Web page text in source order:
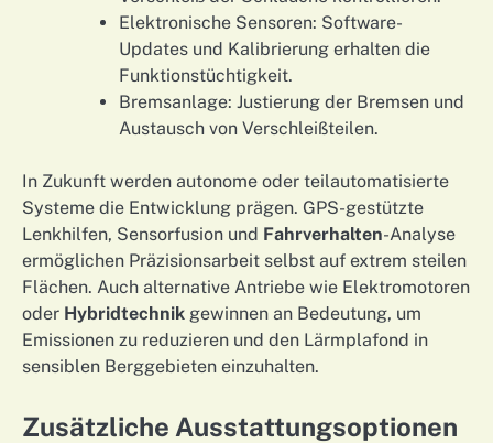
Elektronische Sensoren: Software-
Updates und Kalibrierung erhalten die
Funktionstüchtigkeit.
Bremsanlage: Justierung der Bremsen und
Austausch von Verschleißteilen.
In Zukunft werden autonome oder teilautomatisierte
Systeme die Entwicklung prägen. GPS-gestützte
Lenkhilfen, Sensorfusion und Fahrverhalten-Analyse
ermöglichen Präzisionsarbeit selbst auf extrem steilen
Flächen. Auch alternative Antriebe wie Elektromotoren
oder Hybridtechnik gewinnen an Bedeutung, um
Emissionen zu reduzieren und den Lärmplafond in
sensiblen Berggebieten einzuhalten.
Zusätzliche Ausstattungsoptionen